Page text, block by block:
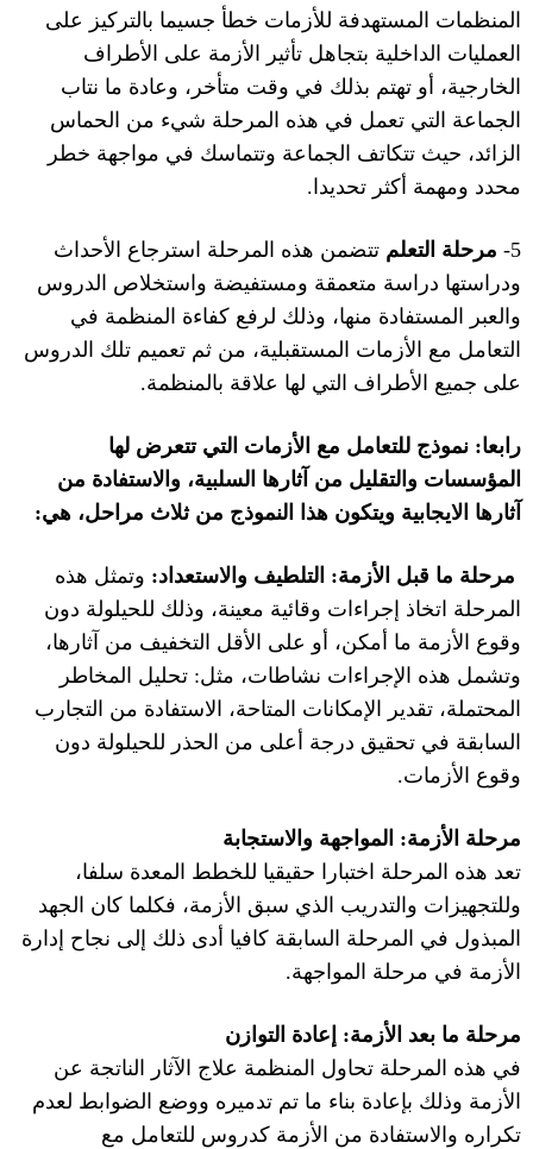
المنظمات المستهدفة للأزمات خطأ جسيما بالتركيز على
العمليات الداخلية بتجاهل تأثير الأزمة على الأطراف
الخارجية، أو تهتم بذلك في وقت متأخر، وعادة ما نتاب
الجماعة التي تعمل في هذه المرحلة شيء من الحماس
الزائد، حيث تتكاتف الجماعة وتتماسك في مواجهة خطر
محدد ومهمة أكثر تحديدا .
5- مرحلة التعلم تتضمن هذه المرحلة استرجاع الأحداث
ودراستها دراسة متعمقة ومستفيضة واستخلاص الدروس
والعبر المستفادة منها، وذلك لرفع كفاءة المنظمة في
التعامل مع الأزمات المستقبلية، من ثم تعميم تلك الدروس
على جميع الأطراف التي لها علاقة بالمنظمة.
رابعا: نموذج للتعامل مع الأزمات التي تتعرض لها
المؤسسات والتقليل من آثارها السلبية، والاستفادة من
آثارها الايجابية ويتكون هذا النموذج من ثلاث مراحل، هي:
مرحلة ما قبل الأزمة: التلطيف والاستعداد: وتمثل هذه
المرحلة اتخاذ إجراءات وقائية معينة، وذلك للحيلولة دون
وقوع الأزمة ما أمكن، أو على الأقل التخفيف من آثارها،
وتشمل هذه الإجراءات نشاطات، مثل: تحليل المخاطر
المحتملة، تقدير الإمكانات المتاحة، الاستفادة من التجارب
السابقة في تحقيق درجة أعلى من الحذر للحيلولة دون
وقوع الأزمات.
مرحلة الأزمة: المواجهة والاستجابة
تعد هذه المرحلة اختبارا حقيقيا للخطط المعدة سلفا،
وللتجهيزات والتدريب الذي سبق الأزمة، فكلما كان الجهد
المبذول في المرحلة السابقة كافيا أدى ذلك إلى نجاح إدارة
الأزمة في مرحلة المواجهة.
مرحلة ما بعد الأزمة: إعادة التوازن
في هذه المرحلة تحاول المنظمة علاج الآثار الناتجة عن
الأزمة وذلك بإعادة بناء ما تم تدميره ووضع الضوابط لعدم
تكراره والاستفادة من الأزمة كدروس للتعامل مع